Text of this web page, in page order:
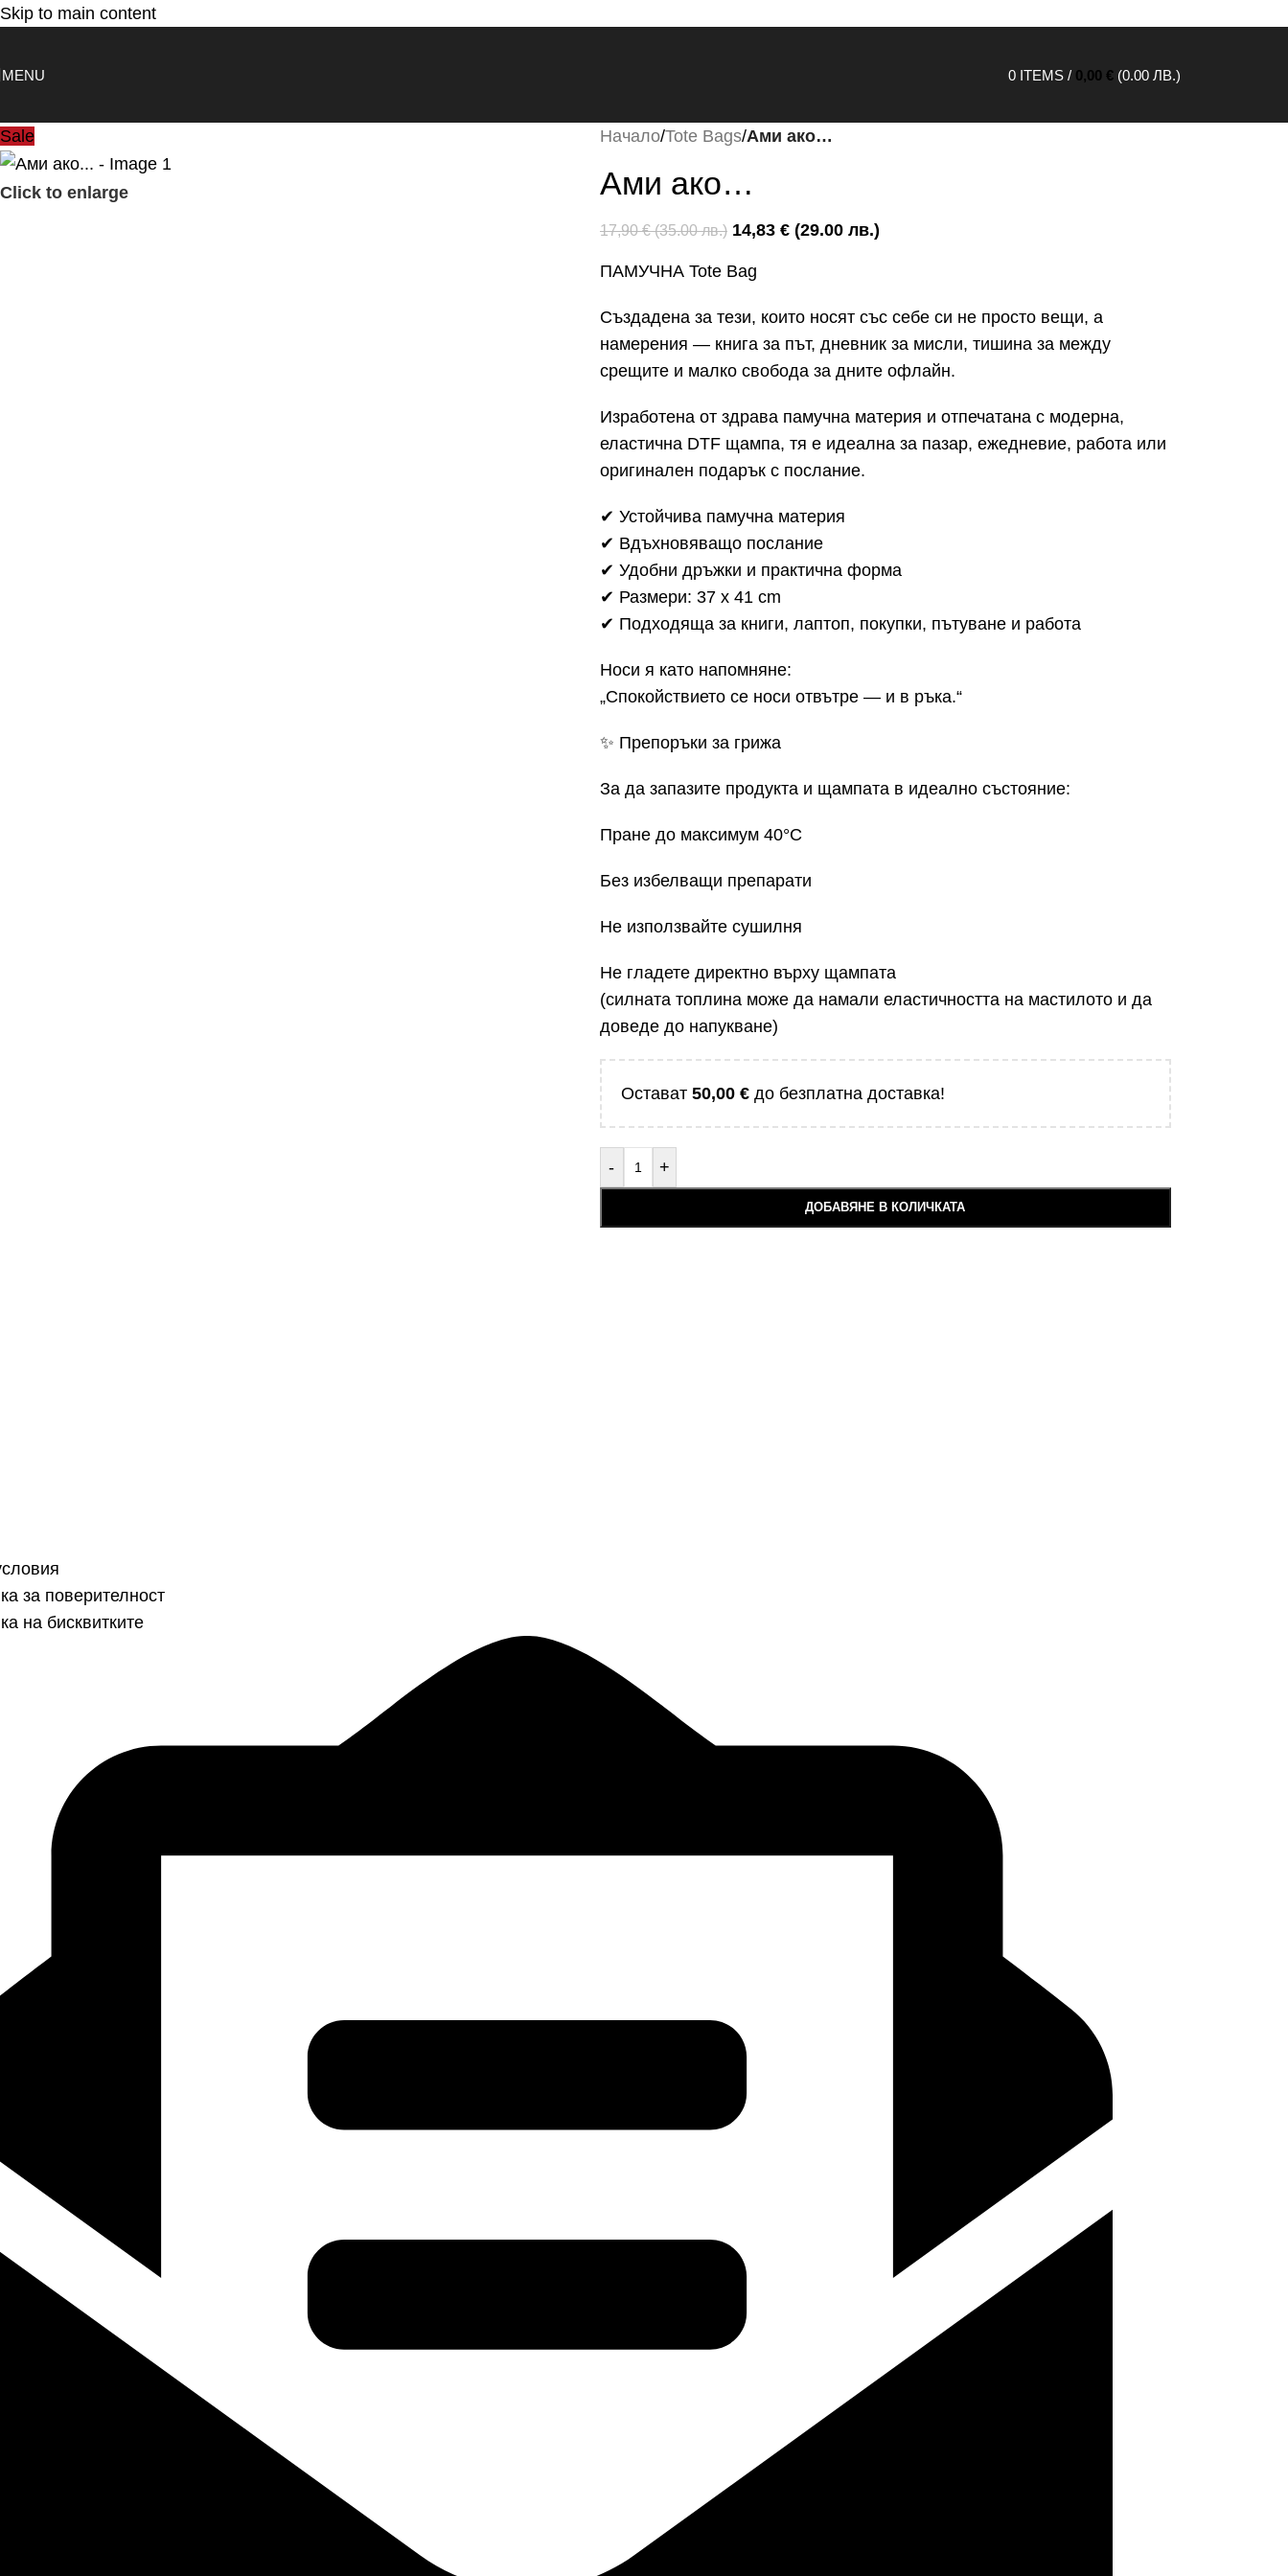
Skip to main content
MENU 0 ITEMS / 0,00 € (0.00 ЛВ.)
Sale
Click to enlarge
Начало/Tote Bags/Ами ако…
Ами ако…
17,90€ (35.00 лв.) 14,83 € (29.00 лв.)
ПАМУЧНА Tote Bag
Създадена за тези, които носят със себе си не просто вещи, а
намерения — книга за път, дневник за мисли, тишина за между
срещите и малко свобода за дните офлайн.
Изработена от здрава памучна материя и отпечатана с модерна,
еластична DTF щампа, тя е идеална за пазар, ежедневие, работа или
оригинален подарък с послание.
✔ Устойчива памучна материя
✔ Вдъхновяващо послание
✔ Удобни дръжки и практична форма
✔ Размери: 37 x 41 cm
✔ Подходяща за книги, лаптоп, покупки, пътуване и работа
Носи я като напомняне:
„Спокойствието се носи отвътре — и в ръка.“
✨ Препоръки за грижа
За да запазите продукта и щампата в идеално състояние:
Пране до максимум 40°C
Без избелващи препарати
Не използвайте сушилня
Не гладете директно върху щампата
(силната топлина може да намали еластичността на мастилото и да
доведе до напукване)
Остават 50,00 €до безплатна доставка!
- +
ДОБАВЯНЕ В КОЛИЧКАТА
за поверителност
на бисквитките